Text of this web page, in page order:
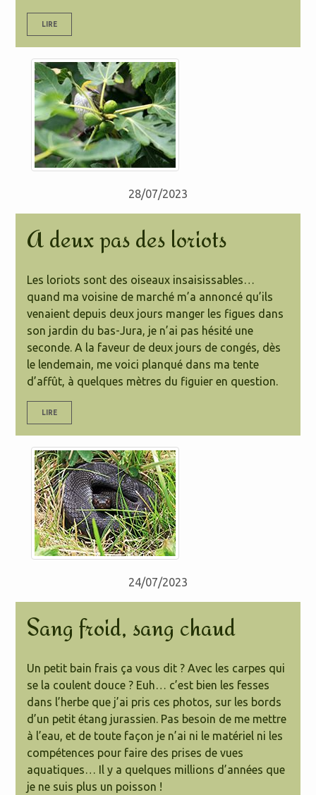
LIRE
28/07/2023
A deux pas des loriots
Les loriots sont des oiseaux insaisissables…
quand ma voisine de marché m’a annoncé qu’ils
venaient depuis deux jours manger les figues dans
son jardin du bas-Jura, je n’ai pas hésité une
seconde. A la faveur de deux jours de congés, dès
le lendemain, me voici planqué dans ma tente
d’affût, à quelques mètres du figuier en question.
LIRE
24/07/2023
Sang froid, sang chaud
Un petit bain frais ça vous dit ? Avec les carpes qui
se la coulent douce ? Euh… c’est bien les fesses
dans l’herbe que j’ai pris ces photos, sur les bords
d’un petit étang jurassien. Pas besoin de me mettre
à l’eau, et de toute façon je n’ai ni le matériel ni les
compétences pour faire des prises de vues
aquatiques… Il y a quelques millions d’années que
je ne suis plus un poisson !